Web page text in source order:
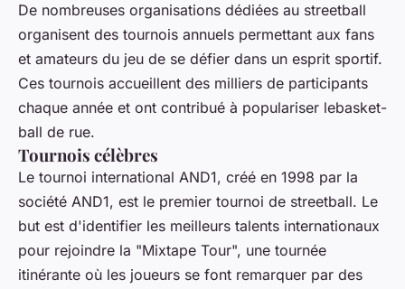
De nombreuses organisations dédiées au streetball
organisent des tournois annuels permettant aux fans
et amateurs du jeu de se défier dans un esprit sportif.
Ces tournois accueillent des milliers de participants
chaque année et ont contribué à populariser lebasket-
ball de rue.
Tournois célèbres
Le tournoi international AND1, créé en 1998 par la
société AND1, est le premier tournoi de streetball. Le
but est d'identifier les meilleurs talents internationaux
pour rejoindre la "Mixtape Tour", une tournée
itinérante où les joueurs se font remarquer par des